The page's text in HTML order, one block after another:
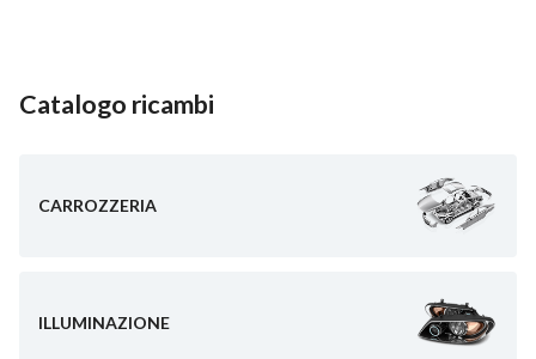
Catalogo ricambi
CARROZZERIA
ILLUMINAZIONE